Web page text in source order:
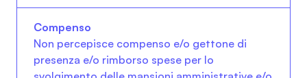
Non percepisce compenso e/o gettone di
presenza e/o rimborso spese per lo